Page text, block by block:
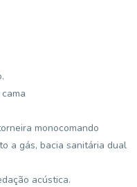
monocomando
a gás, bacia sanitária dual
acústica.